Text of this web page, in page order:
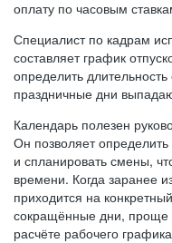
оплату по часовым
Специалист по кадрам
составляет график
определить
праздничные дни
Календарь полезен
Он позволяет
и спланировать смены,
времени. Когда заранее
приходится на
сокращённые дни, проще
расчёте рабочего